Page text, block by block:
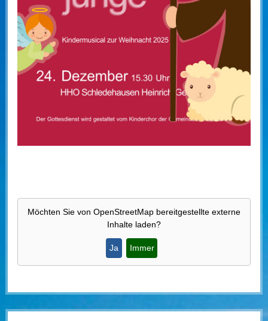
Möchten Sie von OpenStreetMapbereitgestellte externe
Inhalte laden?
Ja Immer